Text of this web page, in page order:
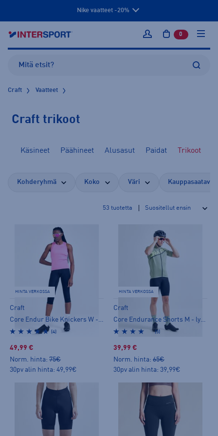
Nike vaatteet -20%
Kirjaudu sisään
0 tuotetta
Craft Vaatteet
Craft trikoot
Käsineet Päähineet Alusasut Paidat Trikoot
Kohderyhmä Koko Väri
53 tuotetta
HINTA VERKOSSA
Craft
Core Endur Bike Knickers W - 3/4 trikoot
(4)
49,99 €
Norm. hinta: 75€
30pv alin hinta: 49,99€
HINTA VERKOSSA
Craft
Core Endurance Shorts M - lyhyet trikoot
(5)
39,99 €
Norm. hinta: 65€
30pv alin hinta: 39,99€